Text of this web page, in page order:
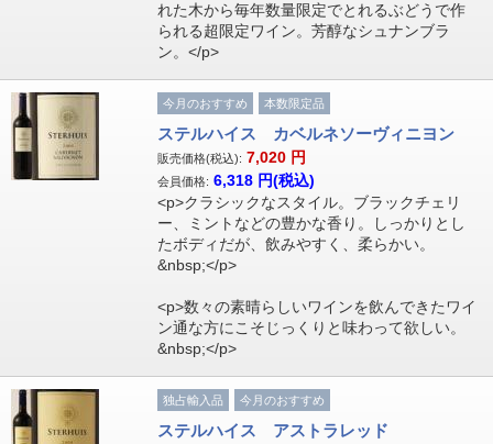
れた木から毎年数量限定でとれるぶどうで作
られる超限定ワイン。芳醇なシュナンブラ
ン。</p>
今月のおすすめ 本数限定品
ステルハイス カベルネソーヴィニヨン
販売価格(税込): 7,020 円
会員価格: 6,318 円(税込)
<p>クラシックなスタイル。ブラックチェリ
ー、ミントなどの豊かな香り。しっかりとし
たボディだが、飲みやすく、柔らかい。
&nbsp;</p>
<p>数々の素晴らしいワインを飲んできたワイ
ン通な方にこそじっくりと味わって欲しい。
&nbsp;</p>
独占輸入品 今月のおすすめ
ステルハイス アストラレッド